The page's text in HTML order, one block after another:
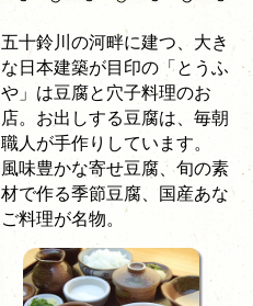
五十鈴川の河畔に建つ、大き
な日本建築が目印の「とうふ
や」は豆腐と穴子料理のお
店。お出しする豆腐は、毎朝
職人が手作りしています。
風味豊かな寄せ豆腐、旬の素
材で作る季節豆腐、国産あな
ご料理が名物。